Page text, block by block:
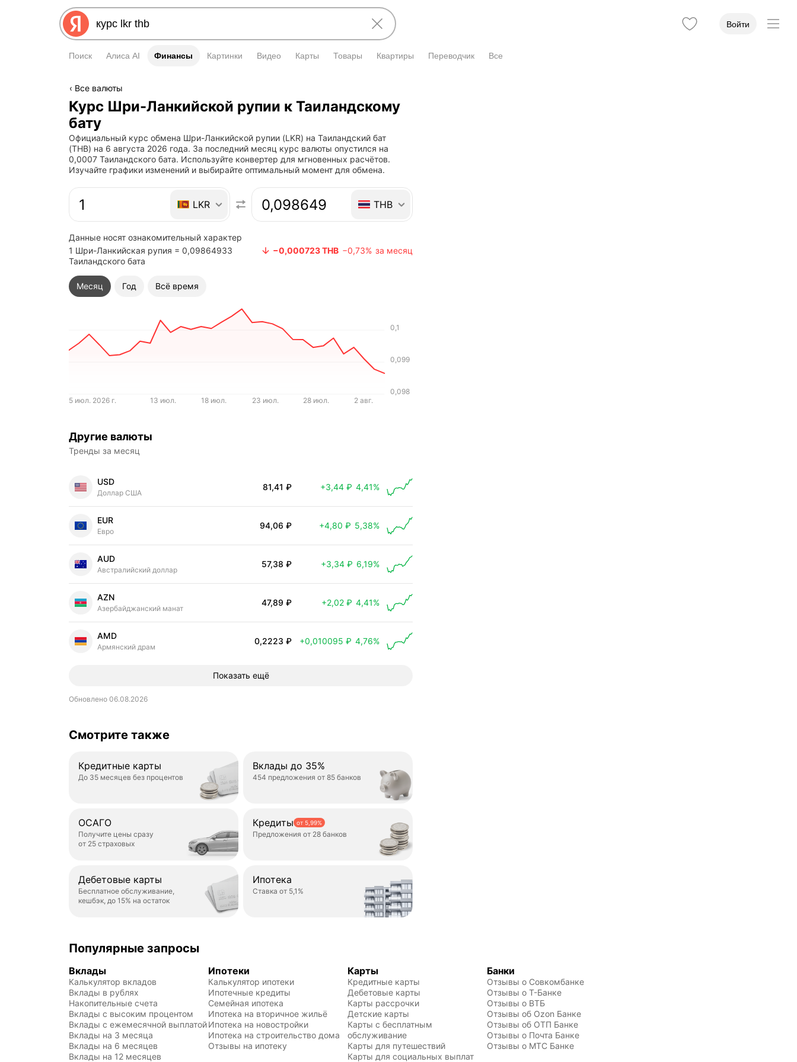
Войти
Поиск Алиса AI Финансы
Финансы Картинки Видео Карты Товары Квартиры Переводчик Все
Все валюты
Курс Шри-Ланкийской рупии к Таиландскому
бату
Официальный курс обмена Шри-Ланкийской рупии (LKR) на Таиландский бат
(THB) на 6 августа 2026 года. За последний месяц курс валюты опустился на
0,0007 Таиландского бата. Используйте конвертер для мгновенных расчётов.
Изучайте графики изменений и выбирайте оптимальный момент для обмена.
Быстрый ответ: конвертер валют
LKR THB
Данные носят ознакомительный характер
1 Шри-Ланкийская рупия = 0,09864933
Таиландского бата
Курс валюты опустился на −0,000723 THB
−0,000723 THB −0,73% за месяц
Месяц Год Всё время
0,098
0,099
0,1
5 июл. 2026 г. 13 июл. 18 июл. 23 июл. 28 июл. 2 авг.
Другие валюты
Тренды за месяц
USD
Доллар США
81,41 ₽
Цена выросла на 3,44 ₽
+3,44 ₽ 4,41%
EUR
Евро
94,06 ₽
Цена выросла на 4,80 ₽
+4,80 ₽ 5,38%
AUD
Австралийский доллар
57,38 ₽
Цена выросла на 3,34 ₽
+3,34 ₽ 6,19%
AZN
Азербайджанский манат
47,89 ₽
Цена выросла на 2,02 ₽
+2,02 ₽ 4,41%
AMD
Армянский драм
0,2223 ₽
Цена выросла на 0,010095 ₽
+0,010095 ₽ 4,76%
Показать ещё
Обновлено 06.08.2026
Смотрите также
Кредитные карты
До 35 месяцев без процентов
Вклады до 35%
454 предложения от 85 банков
ОСАГО
Получите цены сразу
от 25 страховых
Кредиты от 5,99%
Предложения от 28 банков
Дебетовые карты
Бесплатное обслуживание,
кешбэк, до 15% на остаток
Ипотека
Ставка от 5,1%
Популярные запросы
Вклады
Калькулятор вкладов
Вклады в рублях
Накопительные счета
Вклады с высоким процентом
Вклады с ежемесячной выплатой
Вклады на 3 месяца
Вклады на 6 месяцев
Вклады на 12 месяцев
Ипотеки
Калькулятор ипотеки
Ипотечные кредиты
Семейная ипотека
Ипотека на вторичное жильё
Ипотека на новостройки
Ипотека на строительство дома
Отзывы на ипотеку
Карты
Кредитные карты
Дебетовые карты
Карты рассрочки
Детские карты
Карты с бесплатным
обслуживание
Карты для путешествий
Карты для социальных выплат
Банки
Отзывы о Совкомбанке
Отзывы о Т-Банке
Отзывы о ВТБ
Отзывы об Ozon Банке
Отзывы об ОТП Банке
Отзывы о Почта Банке
Отзывы о МТС Банке